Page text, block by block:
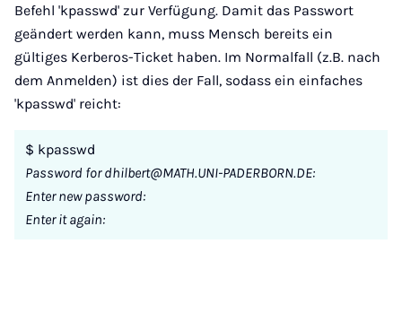
Befehl 'kpasswd' zur Verfügung. Damit das Passwort
geändert werden kann, muss Mensch bereits ein
gültiges Kerberos-Ticket haben. Im Normalfall (z.B. nach
dem Anmelden) ist dies der Fall, sodass ein einfaches
'kpasswd' reicht:
$ kpasswd
Password for dhilbert@MATH.UNI-PADERBORN.DE:
Enter new password:
Enter it again: